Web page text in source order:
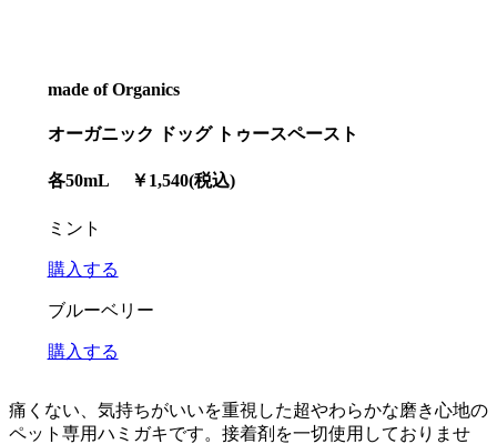
made of Organics
オーガニック ドッグ トゥースペースト
各50mL ￥1,540(税込)
ミント
購入する
ブルーベリー
購入する
痛くない、気持ちがいいを重視した超やわらかな磨き心地の
ペット専用ハミガキです。接着剤を一切使用しておりませ